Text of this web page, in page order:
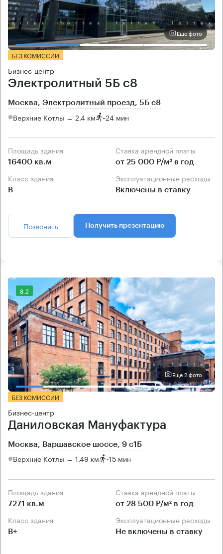
Еще фото
БЕЗ КОМИССИИ
Бизнес-центр
Электролитный 5Б с8
Москва, Электролитный проезд, 5Б с8
Верхние Котлы → 2.4 км ~24 мин
Площадь здания
16400 кв.м
Ставка арендной платы
от 25 000 Р/м² в год
Класс здания
B
Эксплуатационные расходы
Включены в ставку
Позвонить Получить презентацию
8.2
Еще 2 фото
БЕЗ КОМИССИИ
Бизнес-центр
Даниловская Мануфактура
Москва, Варшавское шоссе, 9 с1Б
Верхние Котлы → 1.49 км ~15 мин
Площадь здания
7271 кв.м
Ставка арендной платы
от 28 500 Р/м² в год
Класс здания
B+
Эксплуатационные расходы
Не включены в ставку